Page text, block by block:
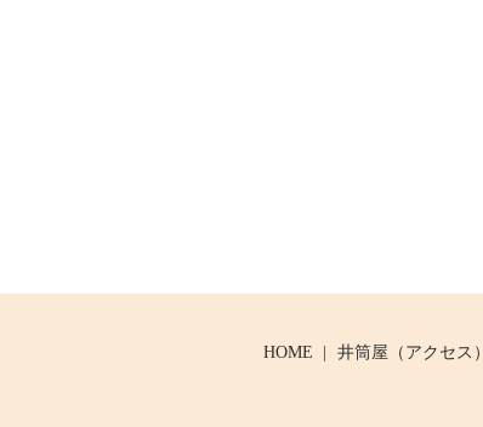
HOME 井筒屋（アクセス）